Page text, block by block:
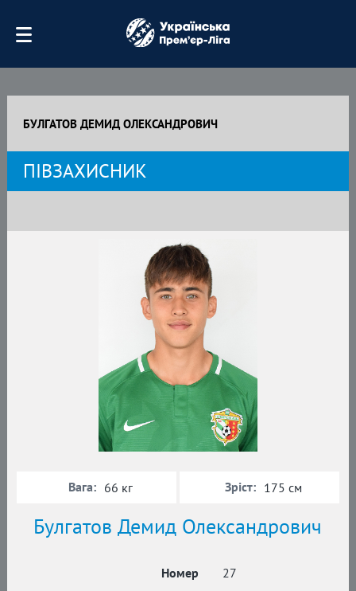
БУЛГАТОВ ДЕМИД ОЛЕКСАНДРОВИЧ
ПІВЗАХИСНИК
Булгатов Демид Олександрович
Номер
27
Вага: 66 кг Зріст: 175 см